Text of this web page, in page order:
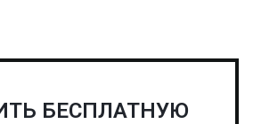
БЕСПЛАТНУЮ